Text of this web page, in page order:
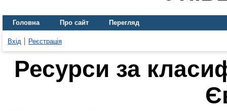
Головна Про сайт Перегляд
Вхід Реєстрація
Ресурси за